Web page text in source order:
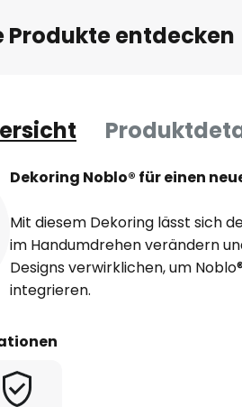
Produkte entdecken
Dekoring Noblo® für einen
Mit diesem Dekoring lässt sich
im Handumdrehen verändern
Designs verwirklichen, um
integrieren.